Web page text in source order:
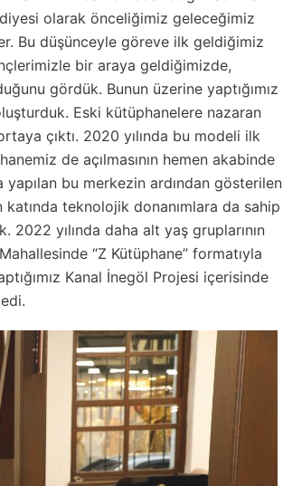
olarak önceliğimiz geleceğimiz
Bu düşünceyle göreve ilk geldiğimiz
bir araya geldiğimizde,
gördük. Bunun üzerine yaptığımız
Eski kütüphanelere nazaran
çıktı. 2020 yılında bu modeli ilk
de açılmasının hemen akabinde
yapılan bu merkezin ardından gösterilen
teknolojik donanımlara da sahip
yılında daha alt yaş gruplarının
“Z Kütüphane” formatıyla
Kanal İnegöl Projesi içerisinde